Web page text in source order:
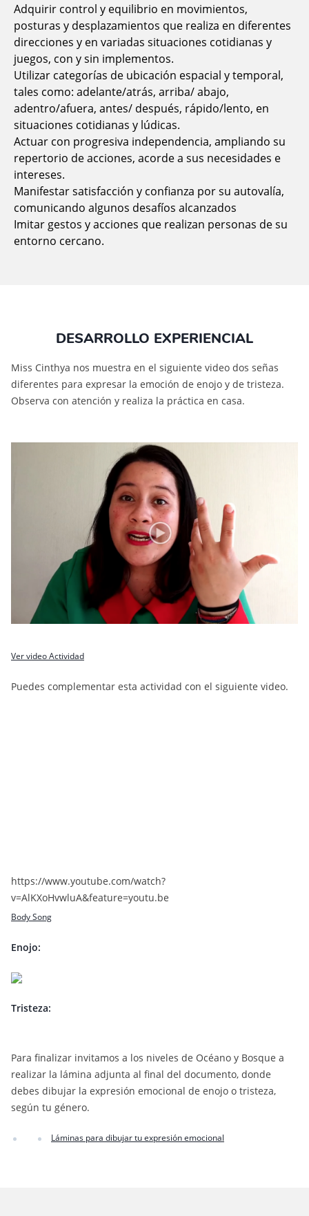
Adquirir control y equilibrio en movimientos,
posturas y desplazamientos que realiza en diferentes
direcciones y en variadas situaciones cotidianas y
juegos, con y sin implementos.
Utilizar categorías de ubicación espacial y temporal,
tales como: adelante/atrás, arriba/ abajo,
adentro/afuera, antes/ después, rápido/lento, en
situaciones cotidianas y lúdicas.
Actuar con progresiva independencia, ampliando su
repertorio de acciones, acorde a sus necesidades e
intereses.
Manifestar satisfacción y confianza por su autovalía,
comunicando algunos desafíos alcanzados
Imitar gestos y acciones que realizan personas de su
entorno cercano.
DESARROLLO EXPERIENCIAL
Miss Cinthya nos muestra en el siguiente video dos señas
diferentes para expresar la emoción de enojo y de tristeza.
Observa con atención y realiza la práctica en casa.
Ver video Actividad
Puedes complementar esta actividad con el siguiente video.
https://www.youtube.com/watch?
v=AlKXoHvwluA&feature=youtu.be
Body Song
Enojo:
Tristeza:
Para finalizar invitamos a los niveles de Océano y Bosque a
realizar la lámina adjunta al final del documento, donde
debes dibujar la expresión emocional de enojo o tristeza,
según tu género.
Láminas para dibujar tu expresión emocional